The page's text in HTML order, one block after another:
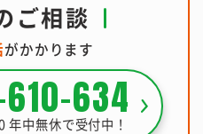
ご相談
がかかります
634
中無休で受付中！